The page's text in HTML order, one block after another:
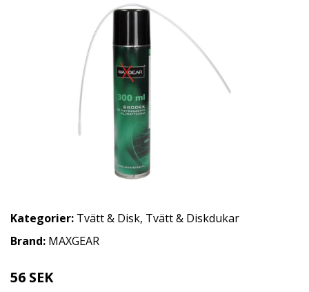
Kategorier: Tvätt & Disk, Tvätt & Diskdukar
Brand: MAXGEAR
56 SEK